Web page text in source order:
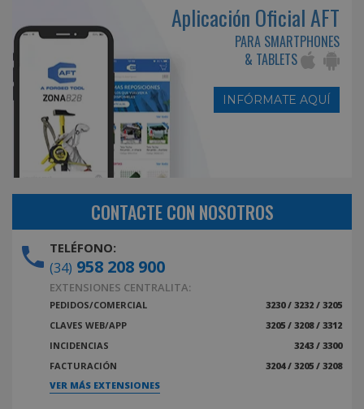
Aplicación Oficial AFT
PARA SMARTPHONES
& TABLETS
INFÓRMATE AQUÍ
CONTACTE CON NOSOTROS
TELÉFONO:
(34) 958 208 900
EXTENSIONES CENTRALITA:
PEDIDOS/COMERCIAL
3230 / 3232 / 3205
CLAVES WEB/APP
3205 / 3208 / 3312
INCIDENCIAS
3243 / 3300
FACTURACIÓN
3204 / 3205 / 3208
VER MÁS EXTENSIONES